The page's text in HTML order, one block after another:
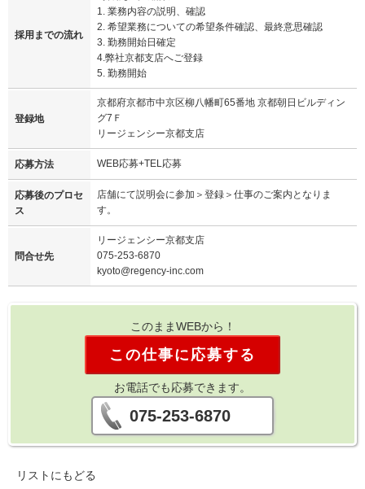
採用までの流れ
1. 業務内容の説明、確認
2. 希望業務についての希望条件確認、最終意思確認
3. 勤務開始日確定
4.弊社京都支店へご登録
5. 勤務開始
登録地
京都府京都市中京区柳八幡町65番地 京都朝日ビルディン
グ7Ｆ
リージェンシー京都支店
応募方法 WEB応募+TEL応募
応募後のプロセ
ス
店舗にて説明会に参加＞登録＞仕事のご案内となりま
す。
問合せ先
リージェンシー京都支店
075-253-6870
kyoto@regency-inc.com
このままWEBから！
この仕事に応募する
お電話でも応募できます。
075-253-6870
リストにもどる